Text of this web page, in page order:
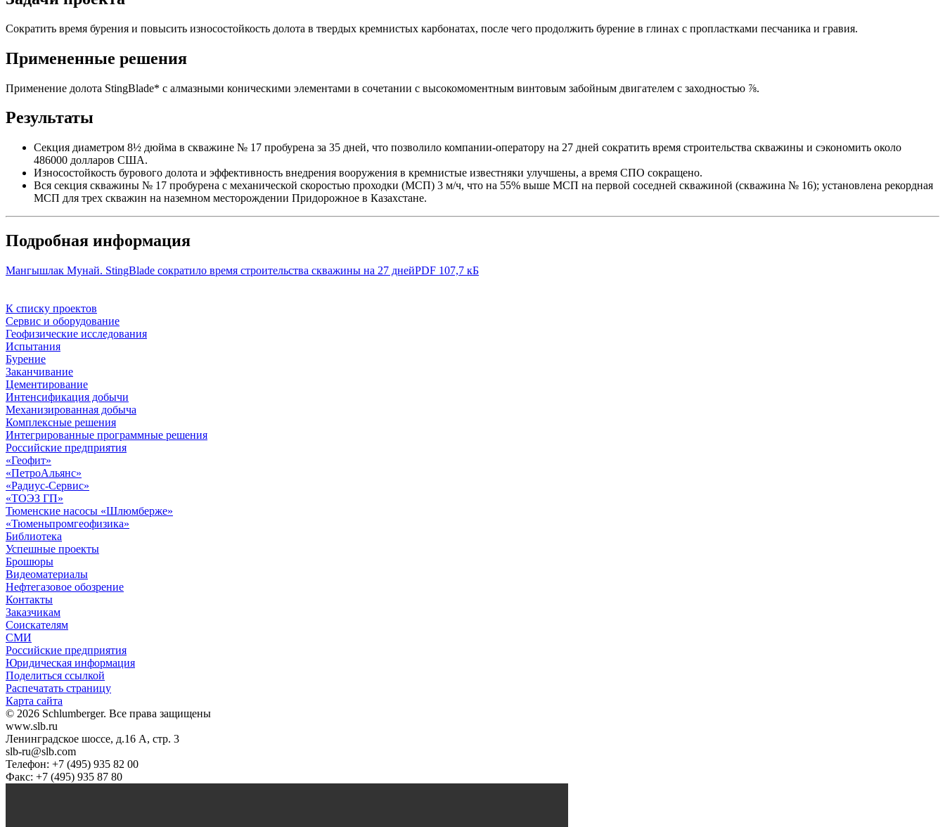
Сократить время бурения и повысить износостойкость долота в твердых кремнистых карбонатах, после чего продолжить бурение в глинах с пропластками песчаника и гравия.
Примененные решения
Применение долота StingBlade* с алмазными коническими элементами в сочетании с высокомоментным винтовым забойным двигателем с заходностью ⅞.
Результаты
Секция диаметром 8½ дюйма в скважине № 17 пробурена за 35 дней, что позволило компании-оператору на 27 дней сократить время строительства скважины и сэкономить около
486000 долларов США.
Износостойкость бурового долота и эффективность внедрения вооружения в кремнистые известняки улучшены, а время СПО сокращено.
Вся секция скважины № 17 пробурена с механической скоростью проходки (МСП) 3 м/ч, что на 55% выше МСП на первой соседней скважиной (скважина № 16); установлена рекордная
МСП для трех скважин на наземном месторождении Придорожное в Казахстане.
Подробная информация
Мангышлак Мунай. StingBlade сократило время строительства скважины на 27 днейPDF 107,7 кБ
К списку проектов
Сервис и оборудование
Геофизические исследования
Испытания
Бурение
Заканчивание
Цементирование
Интенсификация добычи
Механизированная добыча
Комплексные решения
Интегрированные программные решения
Российские предприятия
«Геофит»
«ПетроАльянс»
«Радиус-Сервис»
«ТОЭЗ ГП»
Тюменские насосы «Шлюмберже»
«Тюменьпромгеофизика»
Библиотека
Успешные проекты
Брошюры
Видеоматериалы
Нефтегазовое обозрение
Контакты
Заказчикам
Соискателям
СМИ
Российские предприятия
Юридическая информация
Поделиться ссылкой
Распечатать страницу
Карта сайта
© 2026 Schlumberger. Все права защищены
www.slb.ru
Ленинградское шоссе, д.16 А, стр. 3
slb-ru@slb.com
Телефон: +7 (495) 935 82 00
Факс: +7 (495) 935 87 80